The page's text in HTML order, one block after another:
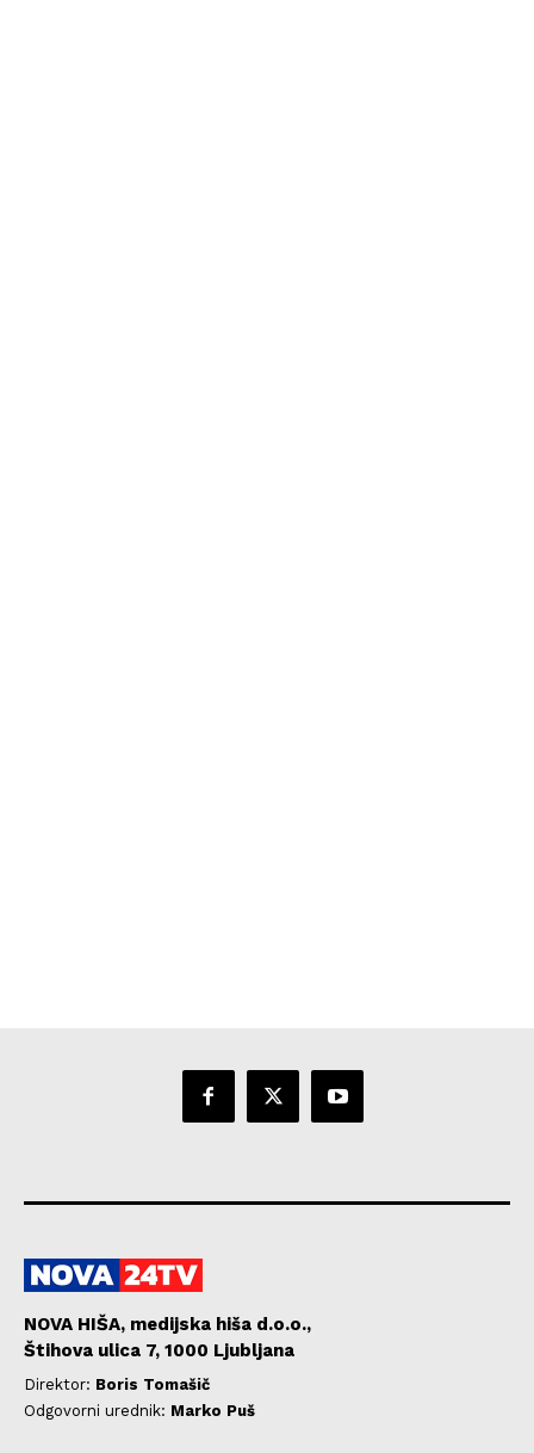
NOVA HIŠA, medijska hiša d.o.o.,
Štihova ulica 7, 1000 Ljubljana
Direktor: Boris Tomašič
Odgovorni urednik: Marko Puš